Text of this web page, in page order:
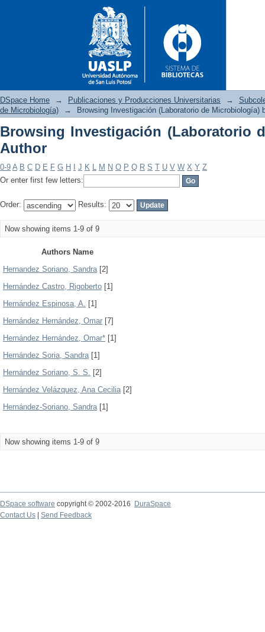
Browsing Investigación
DSpace Home → Publicaciones y Producciones Universitarias →
de Microbiología)
→ Browsing Investigación (Laboratorio de Microbiología)
Browsing Investigación (Laboratorio
Author
0-9 A B C D E F G H J K L M N O P Q R S T U V W X Y Z
Or enter first few letters:
Order: Results:
Now showing items 1-9 of 9
Authors Name
Hernandez Soriano, Sandra[2]
Hernández Castro, Rigoberto [1]
Hernández Espinosa, A. [1]
Hernández Hernández, Omar [7]
Hernández Hernández, Omar* [1]
Hernández Soria, Sandra[1]
Hernández Soriano, S. S. [2]
Hernández Velázquez, Ana Cecilia[2]
Hernández-Soriano, Sandra[1]
Now showing items 1-9 of 9
DSpace software copyright © 2002-2016
DuraSpace
Contact Us
Send Feedback